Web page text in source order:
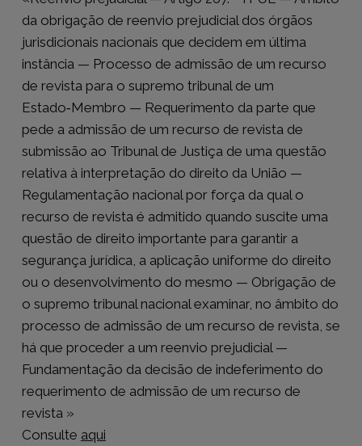
da obrigação de reenvio prejudicial dos órgãos
jurisdicionais nacionais que decidem em última
instância — Processo de admissão de um recurso
de revista para o supremo tribunal de um
Estado‑Membro — Requerimento da parte que
pede a admissão de um recurso de revista de
submissão ao Tribunal de Justiça de uma questão
relativa à interpretação do direito da União —
Regulamentação nacional por força da qual o
recurso de revista é admitido quando suscite uma
questão de direito importante para garantir a
segurança jurídica, a aplicação uniforme do direito
ou o desenvolvimento do mesmo — Obrigação de
o supremo tribunal nacional examinar, no âmbito do
processo de admissão de um recurso de revista, se
há que proceder a um reenvio prejudicial —
Fundamentação da decisão de indeferimento do
requerimento de admissão de um recurso de
revista »
Consulte aqui